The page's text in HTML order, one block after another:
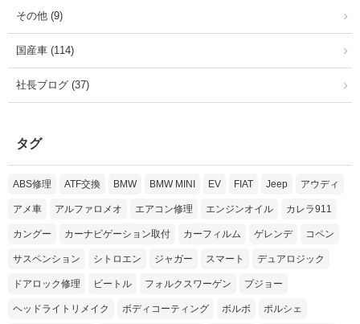
その他 (9)
国産車 (114)
社長ブログ (37)
タグ
ABS修理 ATF交換 BMW BMW MINI EV FIAT Jeep アウディ
アメ車 アルファロメオ エアコン修理 エンジンオイル カレラ911
カングー カーナビゲーション取付 カーフィルム ゲレンデ コペン
サスペンション シトロエン ジャガー スマート デュアロジック
ドアロック修理 ビートル フォルクスワーゲン プジョー
ヘッドライトリメイク ボディコーティング ボルボ ポルシェ